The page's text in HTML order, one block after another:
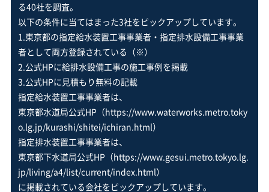
る40社を調査。
以下の条件に当てはまった3社をピックアップしています。
1.東京都の指定給水装置工事事業者・指定排水設備工事事業
者として両方登録されている（※）
2.公式HPに給排水設備工事の施工事例を掲載
3.公式HPに見積もり無料の記載
指定給水装置工事事業者は、
東京都水道局公式HP（https://www.waterworks.metro.toky
o.lg.jp/kurashi/shitei/ichiran.html）
指定排水装置工事事業者は、
東京都下水道局公式HP（https://www.gesui.metro.tokyo.lg.
jp/living/a4/list/current/index.html）
に掲載されている会社をピックアップしています。